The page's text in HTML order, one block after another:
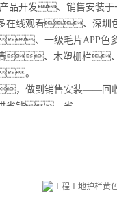
品开发、销售安装于
在线观看、深圳
、一级毛片APP色
、木塑栅栏、
。
，做到销售安装——回
省钱、省